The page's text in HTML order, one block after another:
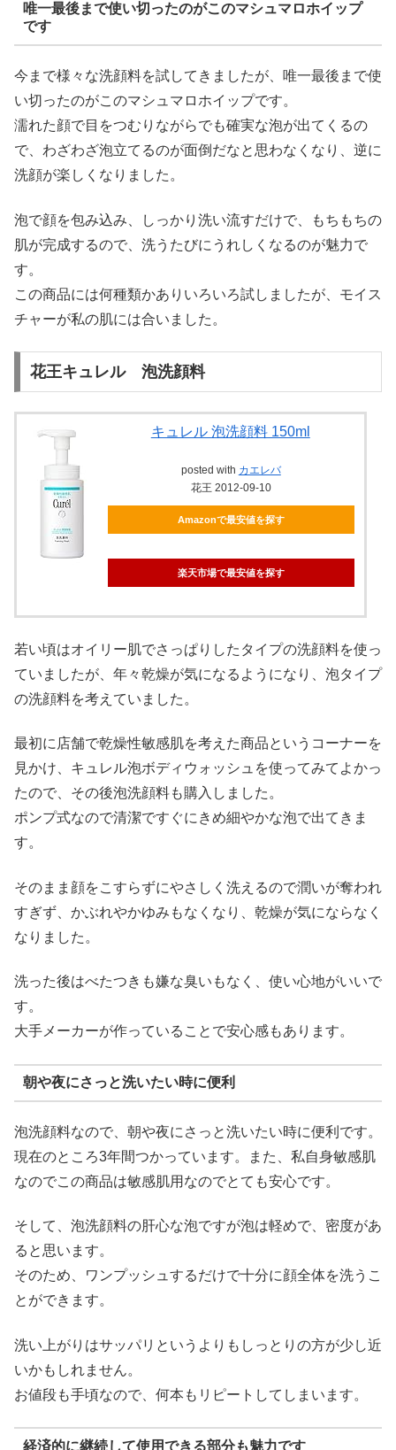
唯一最後まで使い切ったのがこのマシュマロホイップ
です
今まで様々な洗顔料を試してきましたが、唯一最後まで使
い切ったのがこのマシュマロホイップです。
濡れた顔で目をつむりながらでも確実な泡が出てくるの
で、わざわざ泡立てるのが面倒だなと思わなくなり、逆に
洗顔が楽しくなりました。
泡で顔を包み込み、しっかり洗い流すだけで、もちもちの
肌が完成するので、洗うたびにうれしくなるのが魅力で
す。
この商品には何種類かありいろいろ試しましたが、モイス
チャーが私の肌には合いました。
花王キュレル 泡洗顔料
キュレル 泡洗顔料 150ml
posted with カエレバ
花王 2012-09-10
Amazonで最安値を探す
楽天市場で最安値を探す
若い頃はオイリー肌でさっぱりしたタイプの洗顔料を使っ
ていましたが、年々乾燥が気になるようになり、泡タイプ
の洗顔料を考えていました。
最初に店舗で乾燥性敏感肌を考えた商品というコーナーを
見かけ、キュレル泡ボディウォッシュを使ってみてよかっ
たので、その後泡洗顔料も購入しました。
ポンプ式なので清潔ですぐにきめ細やかな泡で出てきま
す。
そのまま顔をこすらずにやさしく洗えるので潤いが奪われ
すぎず、かぶれやかゆみもなくなり、乾燥が気にならなく
なりました。
洗った後はべたつきも嫌な臭いもなく、使い心地がいいで
す。
大手メーカーが作っていることで安心感もあります。
朝や夜にさっと洗いたい時に便利
泡洗顔料なので、朝や夜にさっと洗いたい時に便利です。
現在のところ3年間つかっています。また、私自身敏感肌
なのでこの商品は敏感肌用なのでとても安心です。
そして、泡洗顔料の肝心な泡ですが泡は軽めで、密度があ
ると思います。
そのため、ワンプッシュするだけで十分に顔全体を洗うこ
とができます。
洗い上がりはサッパリというよりもしっとりの方が少し近
いかもしれません。
お値段も手頃なので、何本もリピートしてしまいます。
経済的に継続して使用できる部分も魅力です